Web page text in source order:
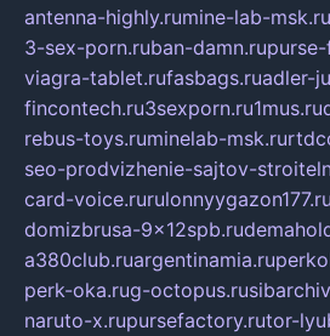
antenna-highly.rumine-lab-msk.ru
3-sex-porn.ruban-damn.ru
viagra-tablet.rufasbags.ruadler-
fincontech.ru3sexporn.ru1mus.ru
rebus-toys.ruminelab-msk.ru
seo-prodvizhenie-sajtov-
card-voice.rurulonnyygazon177.ru
domizbrusa-9x12spb.ru
a380club.ruargentinamia.ru
perk-oka.rug-octopus.ru
naruto-x.rupursefactory.rutor-